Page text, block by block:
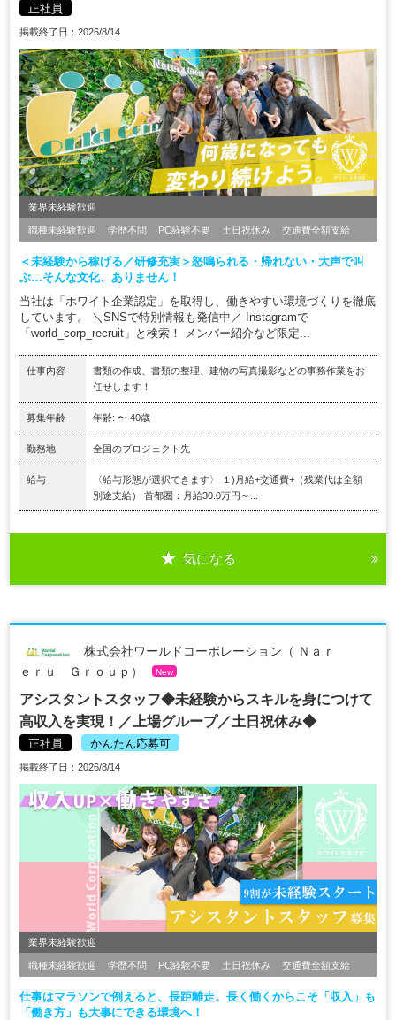
正社員
掲載終了日：2026/8/14
業界未経験歓迎
職種未経験歓迎 学歴不問 PC経験不要 土日祝休み 交通費全額支給
＜未経験から稼げる／研修充実＞怒鳴られる・帰れない・大声で叫
ぶ…そんな文化、ありません！
当社は「ホワイト企業認定」を取得し、働きやすい環境づくりを徹底
しています。 ＼SNSで特別情報も発信中／ Instagramで
「world_corp_recruit」と検索！ メンバー紹介など限定...
仕事内容
書類の作成、書類の整理、建物の写真撮影などの事務作業をお
任せします！
募集年齢 年齢: 〜 40歳
勤務地 全国のプロジェクト先
給与
〈給与形態が選択できます〉 １)月給+交通費+（残業代は全額
別途支給） 首都圏：月給30.0万円～...
気になる
株式会社ワールドコーポレーション（ Ｎａｒ
ｅｒｕ Ｇｒｏｕｐ）
New
アシスタントスタッフ◆未経験からスキルを身につけて
高収入を実現！／上場グループ／土日祝休み◆
正社員 かんたん応募可
掲載終了日：2026/8/14
業界未経験歓迎
職種未経験歓迎 学歴不問 PC経験不要 土日祝休み 交通費全額支給
仕事はマラソンで例えると、長距離走。長く働くからこそ「収入」も
「働き方」も大事にできる環境へ！